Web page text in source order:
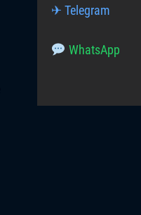
✈ Telegram
WhatsApp